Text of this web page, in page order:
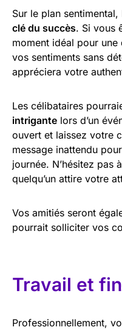
Sur le plan sentimental,
clé du succès. Si vous
moment idéal pour
vos sentiments sans
appréciera votre
Les célibataires
intrigante lors d’un
ouvert et laissez votre
message inattendu
journée. N’hésitez pas
quelqu’un attire votre
Vos amitiés seront
pourrait solliciter vos
Travail et
Professionnellement,